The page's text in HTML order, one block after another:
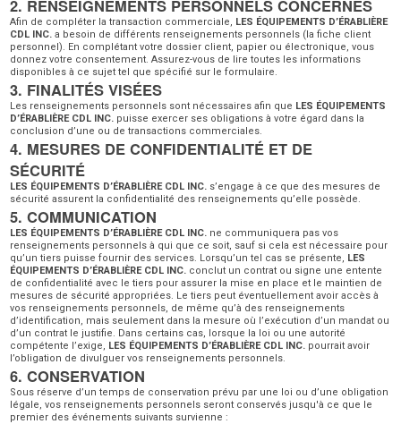
2. RENSEIGNEMENTS PERSONNELS CONCERNÉS
Afin de compléter la transaction commerciale, LES ÉQUIPEMENTS D’ÉRABLIÈRE
CDL INC. a besoin de différents renseignements personnels (la fiche client
personnel). En complétant votre dossier client, papier ou électronique, vous
donnez votre consentement. Assurez-vous de lire toutes les informations
disponibles à ce sujet tel que spécifié sur le formulaire.
3. FINALITÉS VISÉES
Les renseignements personnels sont nécessaires afin que LES ÉQUIPEMENTS
D’ÉRABLIÈRE CDL INC. puisse exercer ses obligations à votre égard dans la
conclusion d’une ou de transactions commerciales.
4. MESURES DE CONFIDENTIALITÉ ET DE
SÉCURITÉ
LES ÉQUIPEMENTS D’ÉRABLIÈRE CDL INC. s’engage à ce que des mesures de
sécurité assurent la confidentialité des renseignements qu’elle possède.
5. COMMUNICATION
LES ÉQUIPEMENTS D’ÉRABLIÈRE CDL INC. ne communiquera pas vos
renseignements personnels à qui que ce soit, sauf si cela est nécessaire pour
qu’un tiers puisse fournir des services. Lorsqu’un tel cas se présente, LES
ÉQUIPEMENTS D’ÉRABLIÈRE CDL INC. conclut un contrat ou signe une entente
de confidentialité avec le tiers pour assurer la mise en place et le maintien de
mesures de sécurité appropriées. Le tiers peut éventuellement avoir accès à
vos renseignements personnels, de même qu’à des renseignements
d’identification, mais seulement dans la mesure où l’exécution d’un mandat ou
d’un contrat le justifie. Dans certains cas, lorsque la loi ou une autorité
compétente l’exige, LES ÉQUIPEMENTS D’ÉRABLIÈRE CDL INC. pourrait avoir
l’obligation de divulguer vos renseignements personnels.
6. CONSERVATION
Sous réserve d’un temps de conservation prévu par une loi ou d’une obligation
légale, vos renseignements personnels seront conservés jusqu'à ce que le
premier des événements suivants survienne :